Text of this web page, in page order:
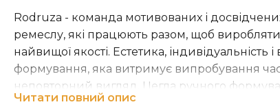
Rodruza - команда мотивованих і
ремеслу, які працюють разом, щоб
найвищої якості. Естетика, індивідуальність
формування, яка витримує випробування
неповторний вигляд. Цегла ручного
будівлю. "Жива цегла" -девіз Компанії
Читати повний опис